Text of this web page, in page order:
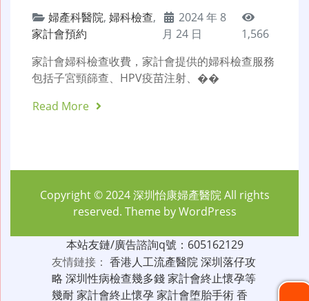
婦產科醫院, 婦科檢查,
家計會預約
2024 年 8
月 24 日
1,566
家計會婦科檢查收費，家計會提供的婦科檢查服務
包括子宮頸篩查、HPV疫苗注射、��
Read More
Copyright © 2024深圳怡康婦產醫院All rights
reserved. Theme byWordPress
本站友鏈/廣告諮詢q號：605162129
友情鏈接： 香港人工流產醫院深圳落仔攻
略 深圳性病檢查幾多錢家計會終止懷孕等
幾耐家計會終止懷孕家計會堕胎手術香